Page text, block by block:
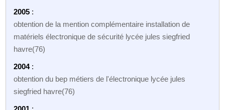
2005 :
obtention de la mention complémentaire installation de
matériels électronique de sécurité lycée jules siegfried
havre(76)
2004:
obtention du bep métiers de l'électronique lycée jules
siegfried havre(76)